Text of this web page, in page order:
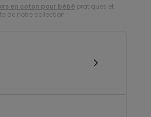
en coton pour bébé pratiques et
de notre collection !